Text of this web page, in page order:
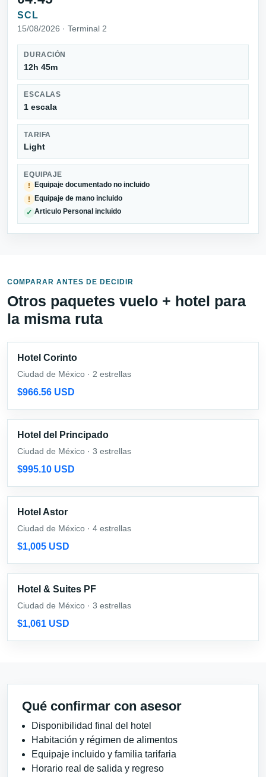
SCL
15/08/2026 · Terminal 2
DURACIÓN
12h 45m
ESCALAS
1 escala
TARIFA
Light
EQUIPAJE
!
Equipaje documentado no incluido
! Equipaje de mano incluido
✓ Articulo Personal incluido
COMPARAR ANTES DE DECIDIR
Otros paquetes vuelo + hotel para
la misma ruta
Hotel Corinto
Ciudad de México · 2 estrellas
$966.56 USD
Hotel del Principado
Ciudad de México · 3 estrellas
$995.10 USD
Hotel Astor
Ciudad de México · 4 estrellas
$1,005 USD
Hotel & Suites PF
Ciudad de México · 3 estrellas
$1,061 USD
Qué confirmar con asesor
Disponibilidad final del hotel
Habitación y régimen de alimentos
Equipaje incluido y familia tarifaria
Horario real de salida y regreso